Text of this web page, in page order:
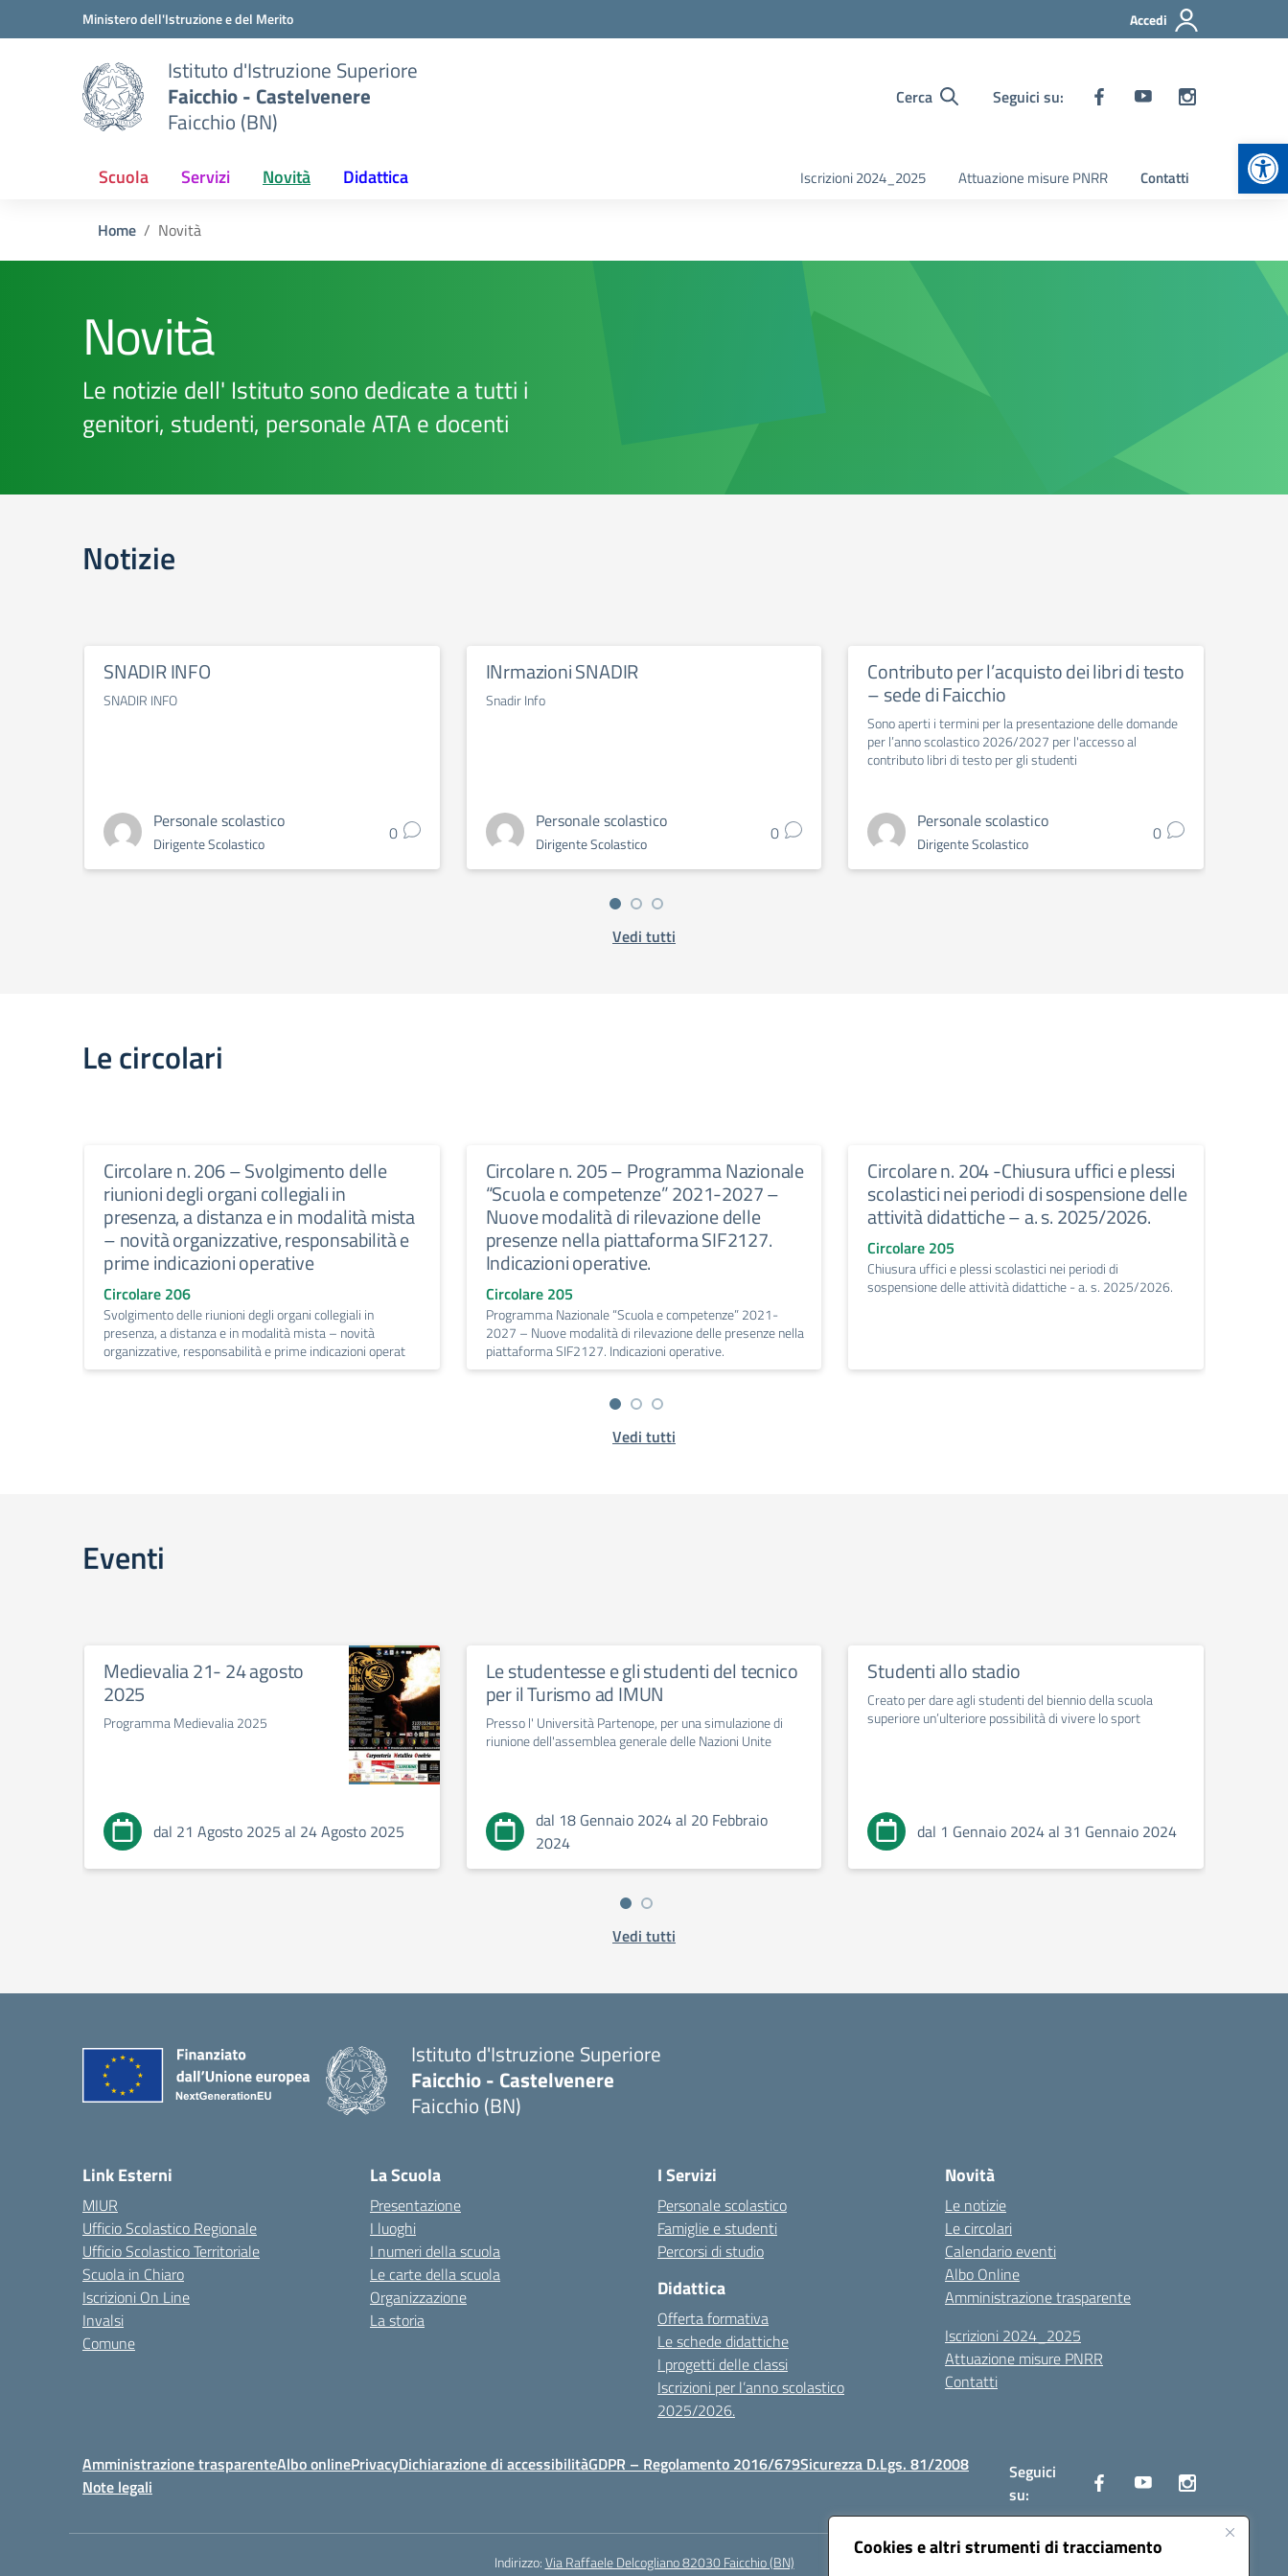
Cookies e altri strumenti di tracciamento
Vai ai contenuti
Vai al menu di navigazioneMinistero dell'Istruzione e del Merito Accedi
Istituto d'Istruzione Superiore
Faicchio - Castelvenere
Faicchio (BN)
Cerca Seguici su:
Scuola Servizi Novità Didattica Iscrizioni 2024_2025 Attuazione misure PNRR Contatti
Home Novità
Novità
Le notizie dell' Istituto sono dedicate a tutti i
genitori, studenti, personale ATA e docenti
Notizie
SNADIR INFO
SNADIR INFO
Personale scolastico
Dirigente Scolastico 0
INrmazioni SNADIR
Snadir Info
Personale scolastico
Dirigente Scolastico 0
Contributo per l’acquisto dei libri di testo
– sede di Faicchio
Sono aperti i termini per la presentazione delle domande
per l’anno scolastico 2026/2027 per l'accesso al
contributo libri di testo per gli studenti
Personale scolastico
Dirigente Scolastico 0
Vedi tutti
Le circolari
Circolare n. 206 – Svolgimento delle
riunioni degli organi collegiali in
presenza, a distanza e in modalità mista
– novità organizzative, responsabilità e
prime indicazioni operative
Circolare 206
Svolgimento delle riunioni degli organi collegiali in
presenza, a distanza e in modalità mista – novità
organizzative, responsabilità e prime indicazioni operat
Circolare n. 205 – Programma Nazionale
“Scuola e competenze” 2021-2027 –
Nuove modalità di rilevazione delle
presenze nella piattaforma SIF2127.
Indicazioni operative.
Circolare 205
Programma Nazionale “Scuola e competenze” 2021-
2027 – Nuove modalità di rilevazione delle presenze nella
piattaforma SIF2127. Indicazioni operative.
Circolare n. 204 -Chiusura uffici e plessi
scolastici nei periodi di sospensione delle
attività didattiche – a. s. 2025/2026.
Circolare 205
Chiusura uffici e plessi scolastici nei periodi di
sospensione delle attività didattiche - a. s. 2025/2026.
Vedi tutti
Eventi
Medievalia 21- 24 agosto
2025
Programma Medievalia 2025
dal 21 Agosto 2025 al 24 Agosto 2025
Le studentesse e gli studenti del tecnico
per il Turismo ad IMUN
Presso l' Università Partenope, per una simulazione di
riunione dell'assemblea generale delle Nazioni Unite
dal 18 Gennaio 2024 al 20 Febbraio
2024
Studenti allo stadio
Creato per dare agli studenti del biennio della scuola
superiore un’ulteriore possibilità di vivere lo sport
dal 1 Gennaio 2024 al 31 Gennaio 2024
Vedi tutti
Istituto d'Istruzione Superiore
Faicchio - Castelvenere
Faicchio (BN)
Link Esterni
MIUR
Ufficio Scolastico Regionale
Ufficio Scolastico Territoriale
Scuola in Chiaro
Iscrizioni On Line
Invalsi
Comune
La Scuola
Presentazione
I luoghi
I numeri della scuola
Le carte della scuola
Organizzazione
La storia
I Servizi
Personale scolastico
Famiglie e studenti
Percorsi di studio
Didattica
Offerta formativa
Le schede didattiche
I progetti delle classi
Iscrizioni per l’anno scolastico
2025/2026.
Novità
Le notizie
Le circolari
Calendario eventi
Albo Online
Amministrazione trasparente
Iscrizioni 2024_2025
Attuazione misure PNRR
Contatti
Amministrazione trasparenteAlbo onlinePrivacyDichiarazione di accessibilitàGDPR – Regolamento 2016/679Sicurezza D.Lgs. 81/2008
Note legali
Seguici
su:
Indirizzo:Via Raffaele Delcogliano 82030 Faicchio (BN)